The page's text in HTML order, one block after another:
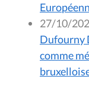
27/10/
Dufourny
comme